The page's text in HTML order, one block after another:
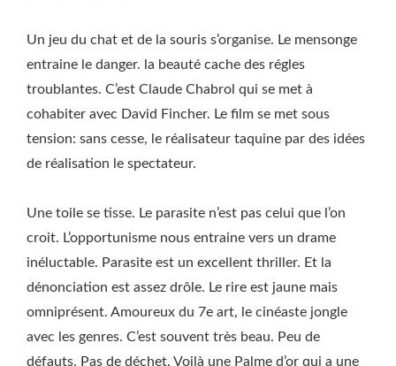
Un jeu du chat et de la souris s’organise. Le mensonge
entraine le danger. la beauté cache des régles
troublantes. C’est Claude Chabrol qui se met à
cohabiter avec David Fincher. Le film se met sous
tension: sans cesse, le réalisateur taquine par des idées
de réalisation le spectateur.
Une toile se tisse. Le parasite n’est pas celui que l’on
croit. L’opportunisme nous entraine vers un drame
inéluctable. Parasite est un excellent thriller. Et la
dénonciation est assez drôle. Le rire est jaune mais
omniprésent. Amoureux du 7e art, le cinéaste jongle
avec les genres. C’est souvent très beau. Peu de
défauts. Pas de déchet. Voilà une Palme d’or qui a une